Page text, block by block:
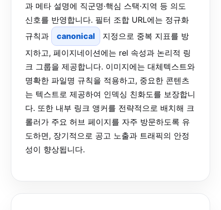
과 메타 설명에 직군명·핵심 스택·지역 등 의도
신호를 반영합니다. 필터 조합 URL에는 정규화
규칙과
canonical
지정으로 중복 지표를 방
지하고, 페이지네이션에는 rel 속성과 논리적 링
크 그룹을 제공합니다. 이미지에는 대체텍스트와
명확한 파일명 규칙을 적용하고, 중요한 콘텐츠
는 텍스트로 제공하여 인덱싱 친화도를 보장합니
다. 또한 내부 링크 앵커를 전략적으로 배치해 크
롤러가 주요 허브 페이지를 자주 방문하도록 유
도하면, 장기적으로 공고 노출과 트래픽의 안정
성이 향상됩니다.